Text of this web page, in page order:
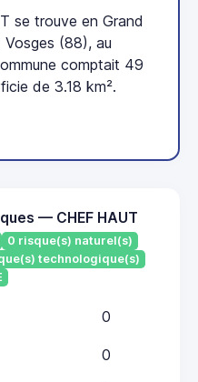
se trouve en Grand
(88), au
comptait 49
de 3.18 km².
— CHEF HAUT
0 risque(s) naturel(s)
technologique(s)
0
0